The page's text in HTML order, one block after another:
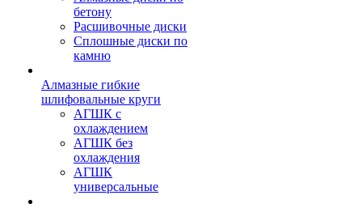
бетону
Расшивочные диски
Сплошные диски по
камню
Алмазные гибкие
шлифовальные круги
АГШК с
охлаждением
АГШК без
охлаждения
АГШК
универсальные